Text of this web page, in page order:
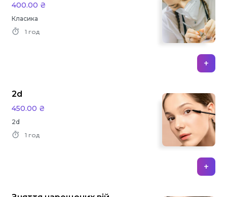
400.00 ₴
Класика
1 год
+
2d
450.00 ₴
2d
1 год
+